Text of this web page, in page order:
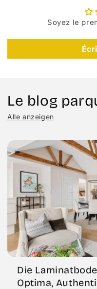
Soyez le
Le blog
Alle anzeigen
Die
Optima,